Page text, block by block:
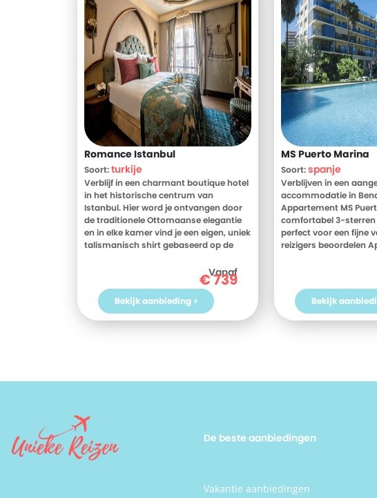
Romance Istanbul
Soort:turkije
Verblijf in een charmant boutique hotel
in het historische centrum van
Istanbul. Hier word je ontvangen door
de traditionele Ottomaanse elegantie
en in elke kamer vind je een eigen, uniek
talismanisch shirt gebaseerd op de
bevind je je binnen no time bij populaire
bezienswaardigheden zoals de Blauwe
Moskee, Aya Sofia en uiteraard het
Topkapi Paleis. Na een dag
rondstruinen door de prachtige,
Vanaf
€739
Bekijk aanbieding >
MS Puerto Marina
Soort:spanje
Verblijven in een
accommodatie in
Appartement MS
comfortabel 3-
perfect voor een fijne
reizigers beoordelen
Meer weten? Bekijk
beoordelingen van
Puerto Marina, voor
Ben jij toe aan een
Spanje? Boek jouw
Bekijk
De beste aanbiedingen
Vakantie aanbiedingen